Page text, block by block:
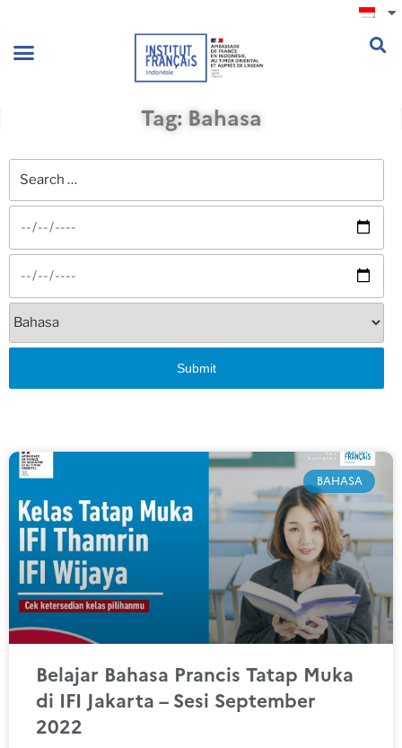
Tag: Bahasa
BAHASA
Belajar Bahasa Prancis Tatap Muka
di IFI Jakarta – Sesi September
2022